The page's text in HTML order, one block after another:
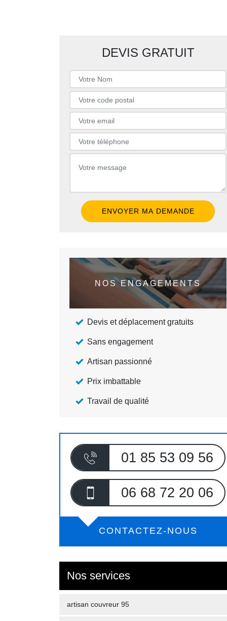
DEVIS GRATUIT
NOS ENGAGEMENTS
Devis et déplacement gratuits
Sans engagement
Artisan passionné
Prix imbattable
Travail de qualité
01 85 53 09 56
06 68 72 20 06
CONTACTEZ-NOUS
Nos services
artisan couvreur 95